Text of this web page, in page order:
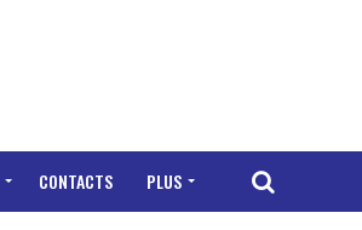
CONTACTS PLUS